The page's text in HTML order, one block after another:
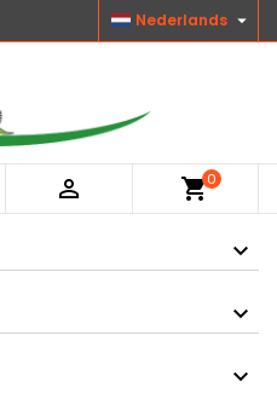
Nederlands 
 shopping_cart0